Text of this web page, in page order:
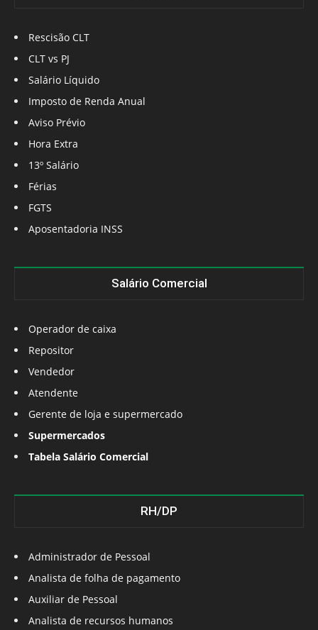
Rescisão CLT
CLT vs PJ
Salário Líquido
Imposto de Renda Anual
Aviso Prévio
Hora Extra
13º Salário
Férias
FGTS
Aposentadoria INSS
Salário Comercial
Operador de caixa
Repositor
Vendedor
Atendente
Gerente de loja e supermercado
Supermercados
Tabela Salário Comercial
RH/DP
Administrador de Pessoal
Analista de folha de pagamento
Auxiliar de Pessoal
Analista de recursos humanos